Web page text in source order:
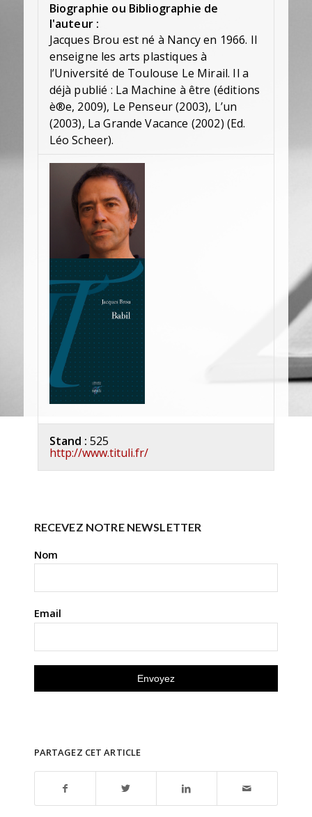
Biographie ou Bibliographie de
l'auteur :
Jacques Brou est né à Nancy en 1966. Il
enseigne les arts plastiques à
l’Université de Toulouse Le Mirail. Il a
déjà publié : La Machine à être (éditions
è®e, 2009), Le Penseur (2003), L’un
(2003), La Grande Vacance (2002) (Ed.
Léo Scheer).
Stand : 525
http://www.tituli.fr/
RECEVEZ NOTRE NEWSLETTER
Nom
Email
PARTAGEZ CET ARTICLE